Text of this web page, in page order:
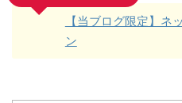
【当ブログ限定】ネ
ン